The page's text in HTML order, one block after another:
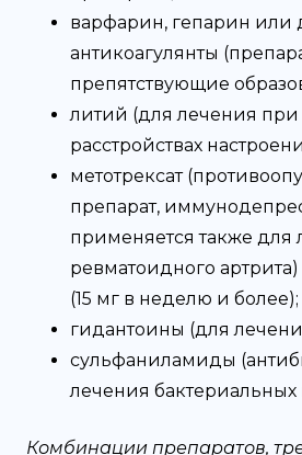
варфарин, гепарин или
антикоагулянты
препятствующие
литий (для лечения при
расстройствах
метотрексат
препарат,
применяется также для
ревматоидного
(15 мг в неделю и более);
гидантоины (для
сульфаниламиды
лечения
Комбинации препаратов,